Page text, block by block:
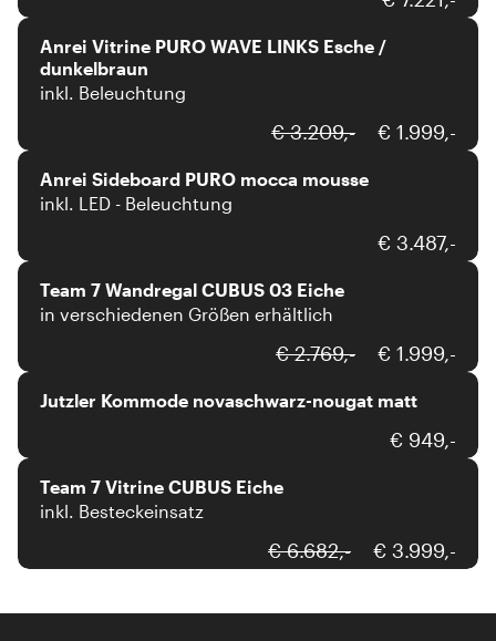
Anrei Vitrine PURO WAVE LINKS Esche /
dunkelbraun
inkl. Beleuchtung
€ 3.209,- € 1.999,-
Anrei
Anrei Sideboard PURO mocca mousse
inkl. LED - Beleuchtung
€ 3.487,-
Team 7
Team 7 Wandregal CUBUS 03 Eiche
in verschiedenen Größen erhältlich
€ 2.769,- € 1.999,-
Jutzler Kommode novaschwarz-nougat matt
€ 949,-
Team 7
Team 7 Vitrine CUBUS Eiche
inkl. Besteckeinsatz
€ 6.682,- € 3.999,-